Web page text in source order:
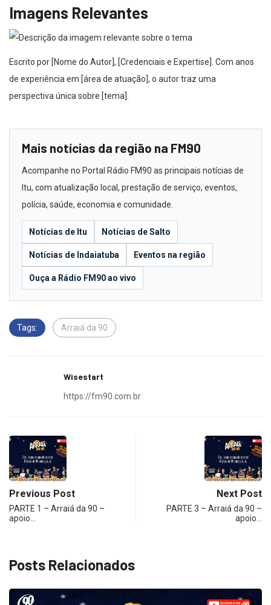
Imagens Relevantes
Escrito por [Nome do Autor], [Credenciais e Expertise]. Com anos
de experiência em [área de atuação], o autor traz uma
perspectiva única sobre [tema].
Mais notícias da região na FM90
Acompanhe no Portal Rádio FM90 as principais notícias de
Itu, com atualização local, prestação de serviço, eventos,
polícia, saúde, economia e comunidade.
Notícias de Itu Notícias de Salto
Notícias de Indaiatuba Eventos na região
Ouça a Rádio FM90 ao vivo
Tags: Arraiá da 90
Wisestart
https://fm90.com.br
Previous Post
PARTE 1 – Arraiá da 90 –
apoio…
Next Post
PARTE 3 – Arraiá da 90 –
apoio…
Posts Relacionados